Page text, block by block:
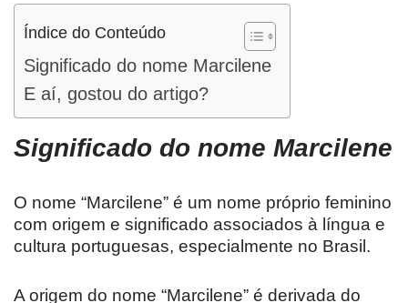
Índice do Conteúdo
Significado do nome Marcilene
E aí, gostou do artigo?
Significado do nome Marcilene
O nome “Marcilene” é um nome próprio feminino
com origem e significado associados à língua e
cultura portuguesas, especialmente no Brasil.
A origem do nome “Marcilene” é derivada do